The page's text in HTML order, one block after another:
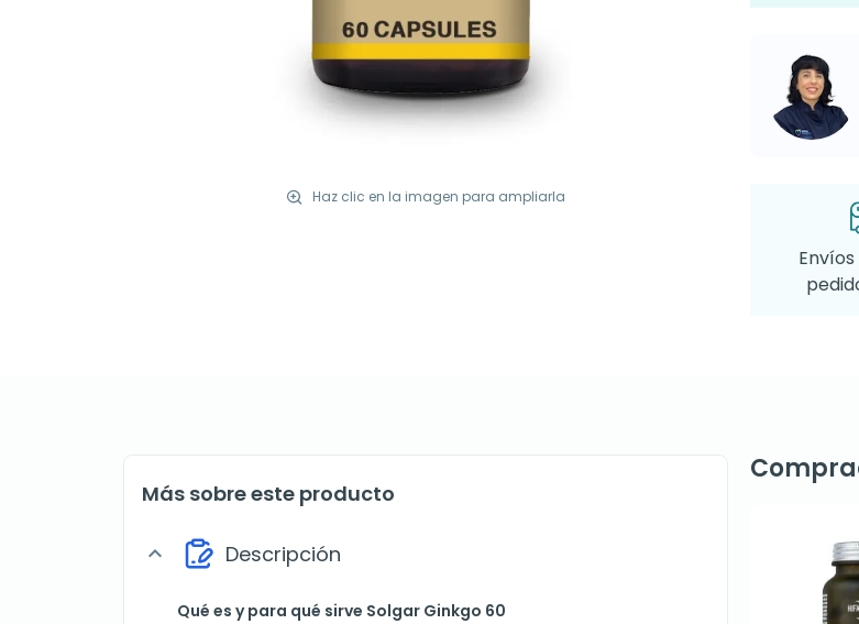
Haz clic en la imagen para ampliarla
Más sobre este producto
expand_more Descripción
Qué es y para qué sirve Solgar Ginkgo 60